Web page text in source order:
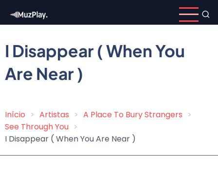
para
conteúdo
principal
I Disappear ( When You
Are Near )
Trilha
de
navegação
Início Artistas
A Place To Bury Strangers
See Through You
I Disappear ( When You Are Near )